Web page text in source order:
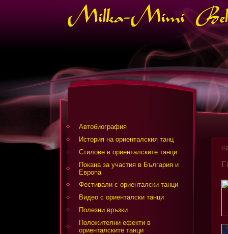
Автобиография
История на ориенталския танц
Стилове в ориенталските танци
Покана за участия в България и
Европа
Фестивали с ориенталски танци
Видео с ориенталски танци
Полезни връзки
Положителни ефекти в
ориенталските танци